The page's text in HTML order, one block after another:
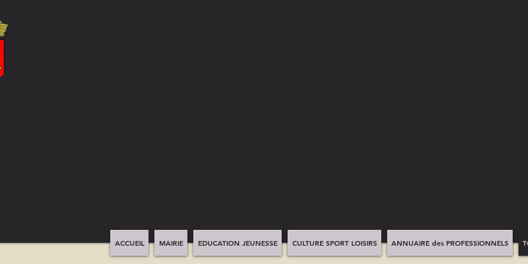
ACCUEIL MAIRIE EDUCATION JEUNESSE CULTURE SPORT LOISIRS ANNUAIRE des PROFESSIONNELS